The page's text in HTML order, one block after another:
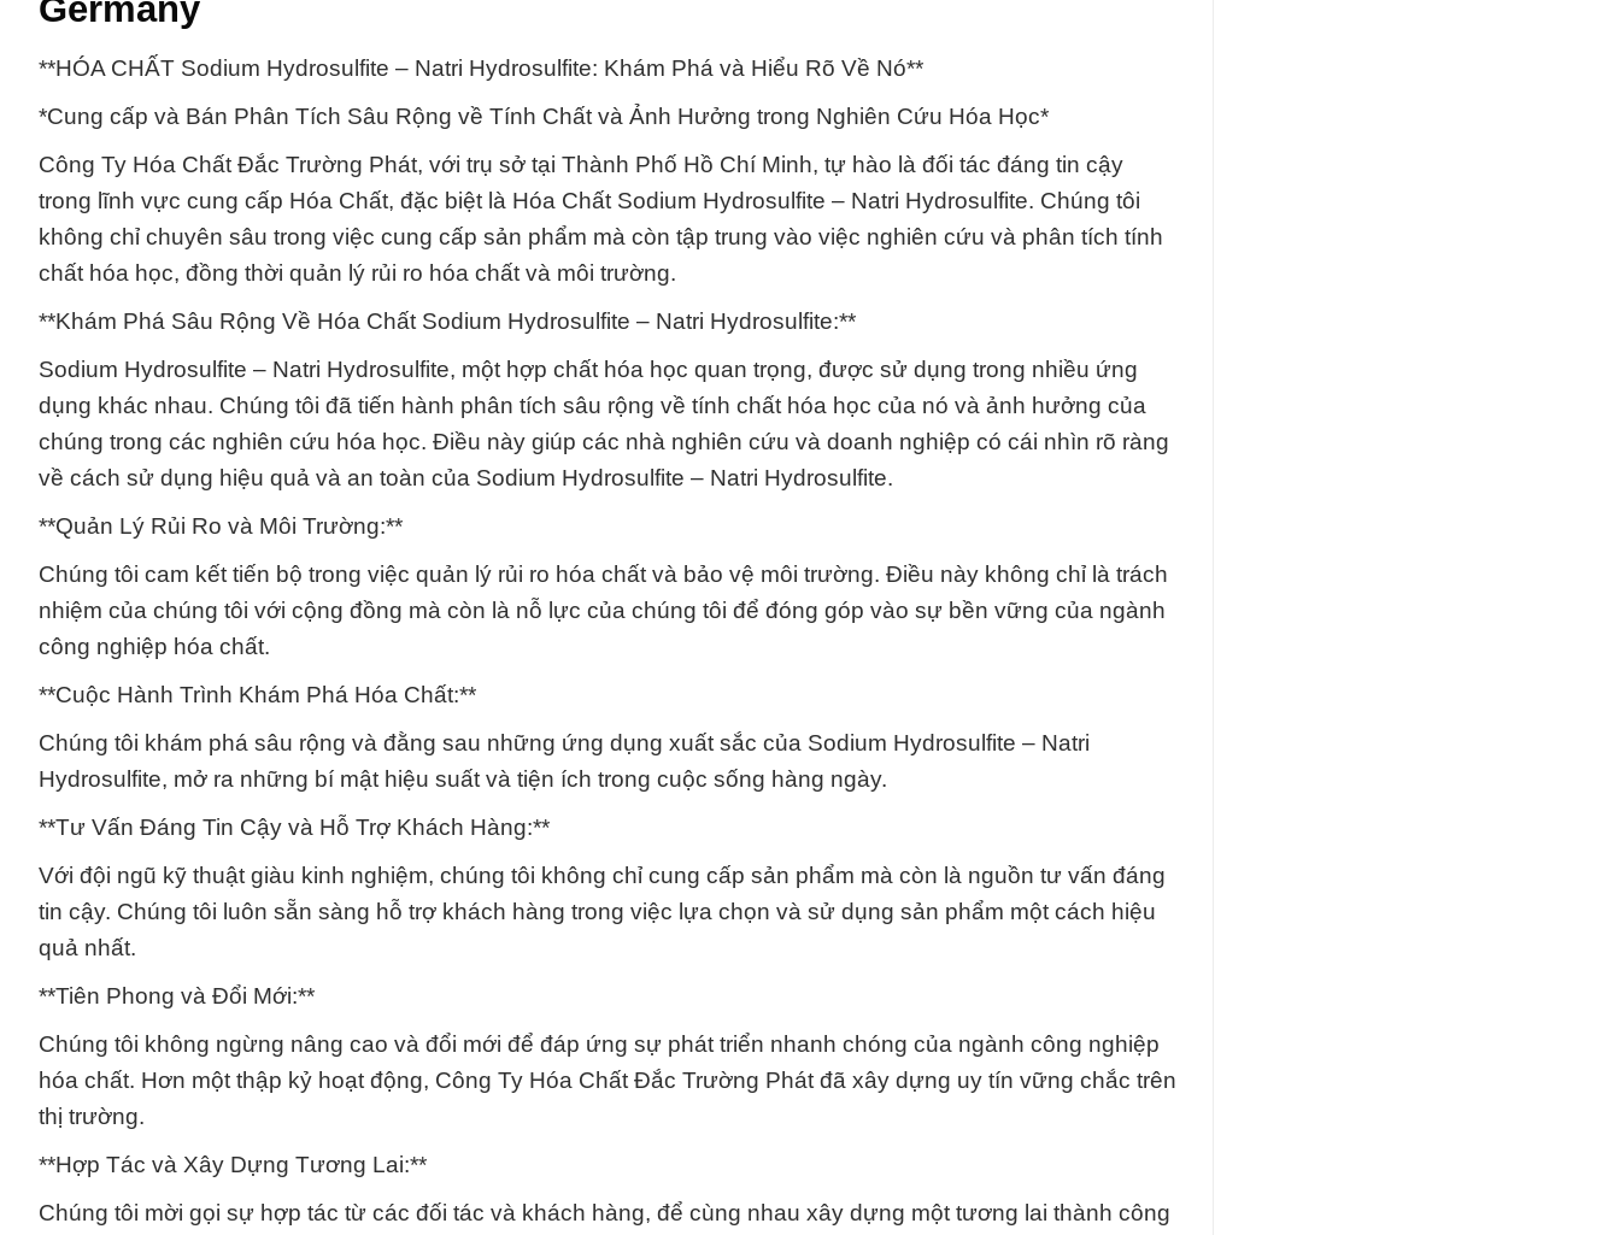
Germany
**HÓA CHẤT Sodium Hydrosulfite – Natri Hydrosulfite: Khám Phá và Hiểu Rõ Về Nó**
*Cung cấp và Bán Phân Tích Sâu Rộng về Tính Chất và Ảnh Hưởng trong Nghiên Cứu Hóa Học*
Công Ty Hóa Chất Đắc Trường Phát, với trụ sở tại Thành Phố Hồ Chí Minh, tự hào là đối tác đáng tin cậy
trong lĩnh vực cung cấp Hóa Chất, đặc biệt là Hóa Chất Sodium Hydrosulfite – Natri Hydrosulfite. Chúng tôi
không chỉ chuyên sâu trong việc cung cấp sản phẩm mà còn tập trung vào việc nghiên cứu và phân tích tính
chất hóa học, đồng thời quản lý rủi ro hóa chất và môi trường.
**Khám Phá Sâu Rộng Về Hóa Chất Sodium Hydrosulfite – Natri Hydrosulfite:**
Sodium Hydrosulfite – Natri Hydrosulfite, một hợp chất hóa học quan trọng, được sử dụng trong nhiều ứng
dụng khác nhau. Chúng tôi đã tiến hành phân tích sâu rộng về tính chất hóa học của nó và ảnh hưởng của
chúng trong các nghiên cứu hóa học. Điều này giúp các nhà nghiên cứu và doanh nghiệp có cái nhìn rõ ràng
về cách sử dụng hiệu quả và an toàn của Sodium Hydrosulfite – Natri Hydrosulfite.
**Quản Lý Rủi Ro và Môi Trường:**
Chúng tôi cam kết tiến bộ trong việc quản lý rủi ro hóa chất và bảo vệ môi trường. Điều này không chỉ là trách
nhiệm của chúng tôi với cộng đồng mà còn là nỗ lực của chúng tôi để đóng góp vào sự bền vững của ngành
công nghiệp hóa chất.
**Cuộc Hành Trình Khám Phá Hóa Chất:**
Chúng tôi khám phá sâu rộng và đằng sau những ứng dụng xuất sắc của Sodium Hydrosulfite – Natri
Hydrosulfite, mở ra những bí mật hiệu suất và tiện ích trong cuộc sống hàng ngày.
**Tư Vấn Đáng Tin Cậy và Hỗ Trợ Khách Hàng:**
Với đội ngũ kỹ thuật giàu kinh nghiệm, chúng tôi không chỉ cung cấp sản phẩm mà còn là nguồn tư vấn đáng
tin cậy. Chúng tôi luôn sẵn sàng hỗ trợ khách hàng trong việc lựa chọn và sử dụng sản phẩm một cách hiệu
quả nhất.
**Tiên Phong và Đổi Mới:**
Chúng tôi không ngừng nâng cao và đổi mới để đáp ứng sự phát triển nhanh chóng của ngành công nghiệp
hóa chất. Hơn một thập kỷ hoạt động, Công Ty Hóa Chất Đắc Trường Phát đã xây dựng uy tín vững chắc trên
thị trường.
**Hợp Tác và Xây Dựng Tương Lai:**
Chúng tôi mời gọi sự hợp tác từ các đối tác và khách hàng, để cùng nhau xây dựng một tương lai thành công